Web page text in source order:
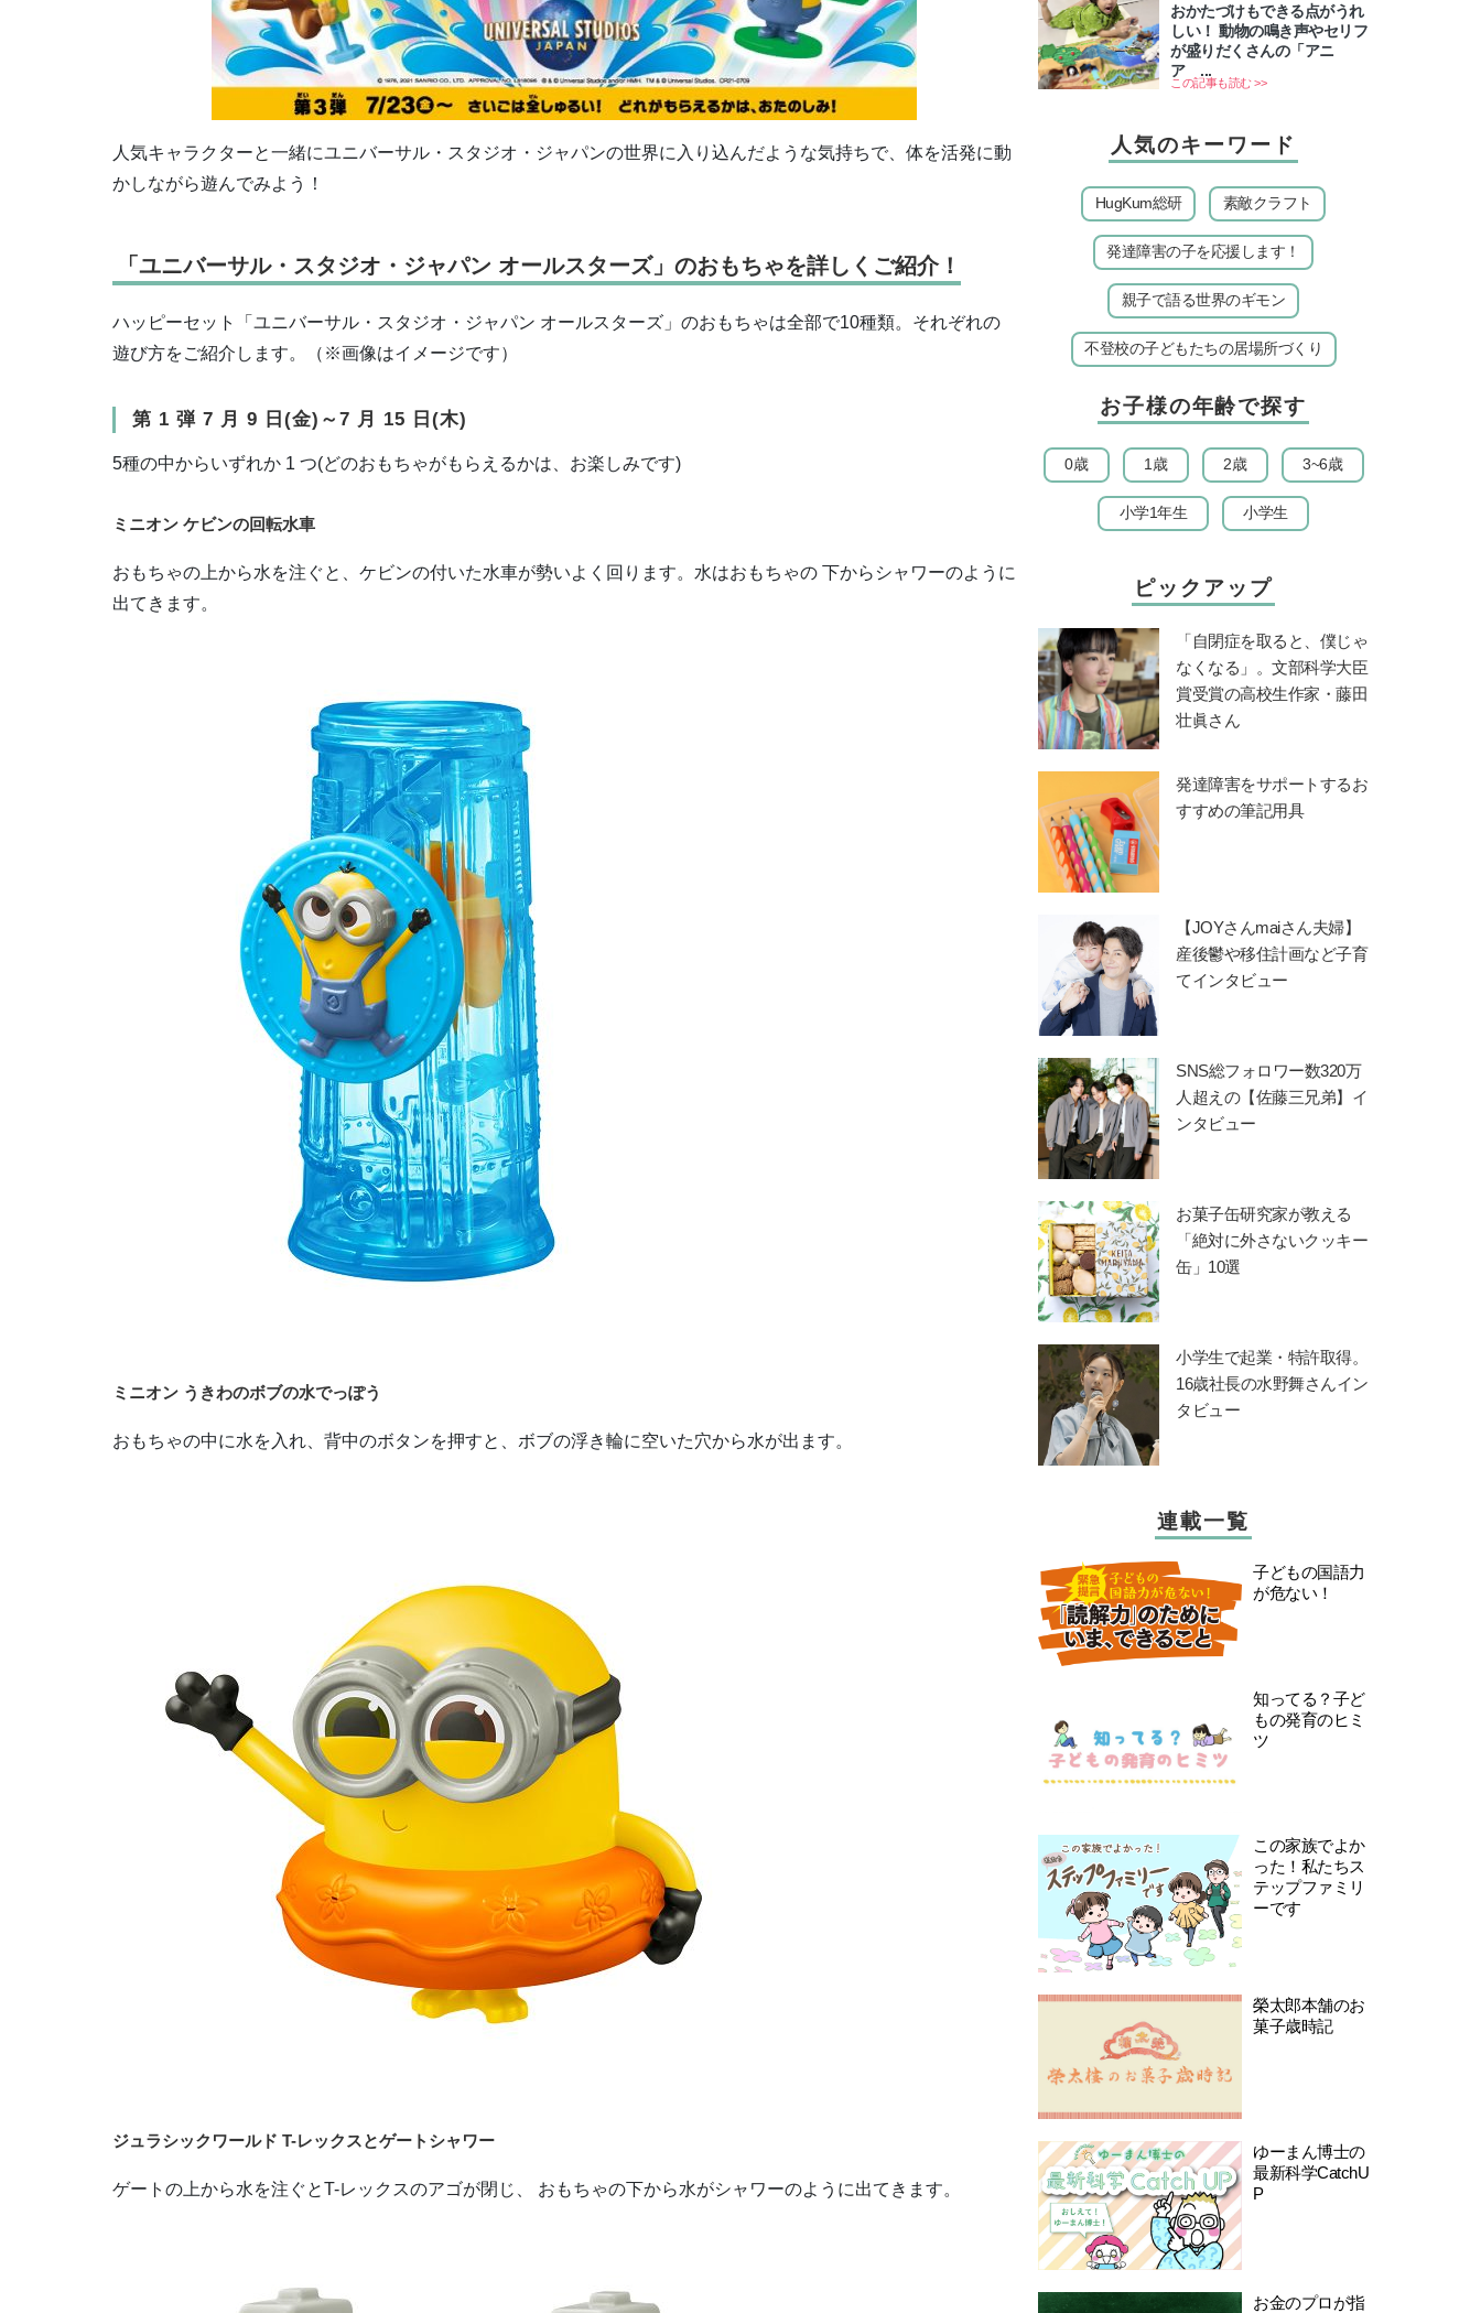
人気キャラクターと一緒にユニバーサル・スタジオ・ジャパンの世界に入り込んだような気持ちで、体を活発に動
かしながら遊んでみよう！
「ユニバーサル・スタジオ・ジャパン オールスターズ」のおもちゃを詳しくご紹介！
ハッピーセット「ユニバーサル・スタジオ・ジャパン オールスターズ」のおもちゃは全部で10種類。それぞれの
遊び方をご紹介します。（※画像はイメージです）
第 1 弾 7 月 9 日(金)～7 月 15 日(木)
5種の中からいずれか 1 つ(どのおもちゃがもらえるかは、お楽しみです)
ミニオン ケビンの回転水車
おもちゃの上から水を注ぐと、ケビンの付いた水車が勢いよく回ります。水はおもちゃの 下からシャワーのように
出てきます。
ミニオン うきわのボブの水でっぽう
おもちゃの中に水を入れ、背中のボタンを押すと、ボブの浮き輪に空いた穴から水が出ます。
ジュラシックワールド T-レックスとゲートシャワー
ゲートの上から水を注ぐとT-レックスのアゴが閉じ、 おもちゃの下から水がシャワーのように出てきます。
おかたづけもできる点がうれ
しい！ 動物の鳴き声やセリフ
が盛りだくさんの「アニ
ア ...
この記事も読む >>
人気のキーワード
HugKum総研 素敵クラフト
発達障害の子を応援します！
親子で語る世界のギモン
不登校の子どもたちの居場所づくり
お子様の年齢で探す
0歳 1歳 2歳 3~6歳
小学1年生 小学生
ピックアップ
「自閉症を取ると、僕じゃ
なくなる」。文部科学大臣
賞受賞の高校生作家・藤田
壮眞さん
発達障害をサポートするお
すすめの筆記用具
【JOYさんmaiさん夫婦】
産後鬱や移住計画など子育
てインタビュー
SNS総フォロワー数320万
人超えの【佐藤三兄弟】イ
ンタビュー
お菓子缶研究家が教える
「絶対に外さないクッキー
缶」10選
小学生で起業・特許取得。
16歳社長の水野舞さんイン
タビュー
連載一覧
子どもの国語力
が危ない！
知ってる？子ど
もの発育のヒミ
ツ
この家族でよか
った！私たちス
テップファミリ
ーです
榮太郎本舗のお
菓子歳時記
ゆーまん博士の
最新科学CatchU
P
お金のプロが指